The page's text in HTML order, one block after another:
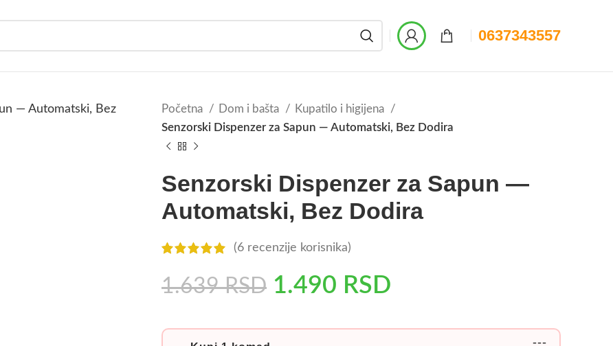
0637343557
Početna Dom i bašta
Kupatilo i higijena
Senzorski Dispenzer za Sapun — Automatski, Bez Dodira
Senzorski Dispenzer za Sapun —
Automatski, Bez Dodira
(6 recenzije korisnika)
1.639RSD 1.490 RSD
---